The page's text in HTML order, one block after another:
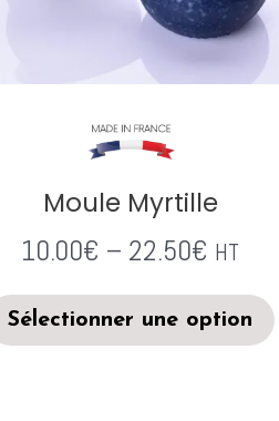
Moule Myrtille
10.00€ – 22.50€ HT
Sélectionner une option